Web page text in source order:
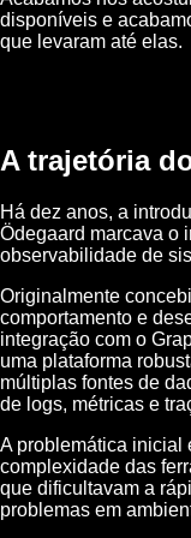
disponíveis e
que levaram até elas.
A trajetória
Há dez anos, a
Ödegaard marcava o
observabilidade de
Originalmente
comportamento e
integração com o
uma plataforma
múltiplas fontes de
de logs, métricas e
A problemática inicial
complexidade das
que dificultavam a
problemas em